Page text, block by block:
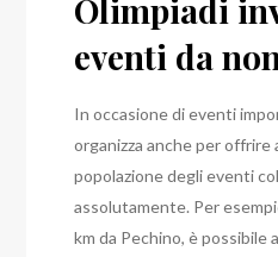
Olimpiadi
eventi da
In occasione di eventi
organizza anche per offrire
popolazione degli eventi
assolutamente. Per
km da Pechino, è possibile